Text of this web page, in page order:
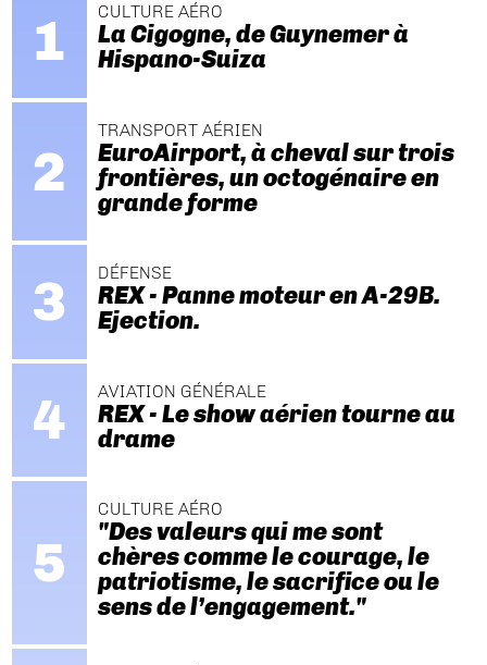
CULTURE AÉRO
La Cigogne, de Guynemer à
Hispano-Suiza
TRANSPORT AÉRIEN
EuroAirport, à cheval sur trois
frontières, un octogénaire en
grande forme
DÉFENSE
REX - Panne moteur en A-29B.
Ejection.
AVIATION GÉNÉRALE
REX - Le show aérien tourne au
drame
CULTURE AÉRO
"Des valeurs qui me sont
chères comme le courage, le
patriotisme, le sacrifice ou le
sens de l’engagement."